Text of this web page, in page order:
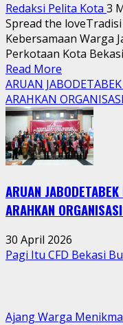
Redaksi Pelita Kota 3
Spread the
Kebersamaan Warga
Perkotaan Kota
Read More
more
about
Tradisi
Sedekah
Bumi
Hidupkan
Warga
Jatimurni
di
Tengah
Aktivitas
Perkotaan
ARUAN
ARAHKAN
ARUAN
ARAHKAN
30 April 2026
Pagi Itu CFD Bekasi
Ajang Warga